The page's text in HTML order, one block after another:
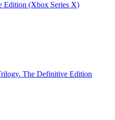
Edition (Xbox Series X)
The Definitive Edition